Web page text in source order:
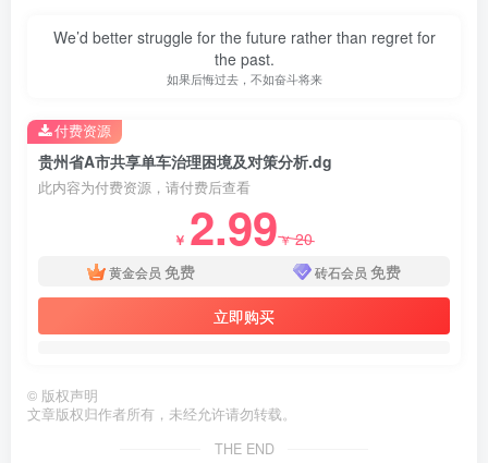
We’d better struggle for the future rather than regret for
the past.
如果后悔过去，不如奋斗将来
贵州省A市共享单车治理困境及对策分析.dg
此内容为付费资源，请付费后查看
￥ 2.99￥20
黄金会员 免费 砖石会员 免费
立即购买
付费资源
© 版权声明
文章版权归作者所有，未经允许请勿转载。
THE END